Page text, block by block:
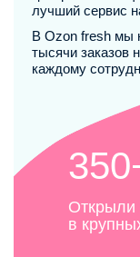
лучший сервис
В Ozon fresh мы
тысячи заказов
каждому
Открыли
в